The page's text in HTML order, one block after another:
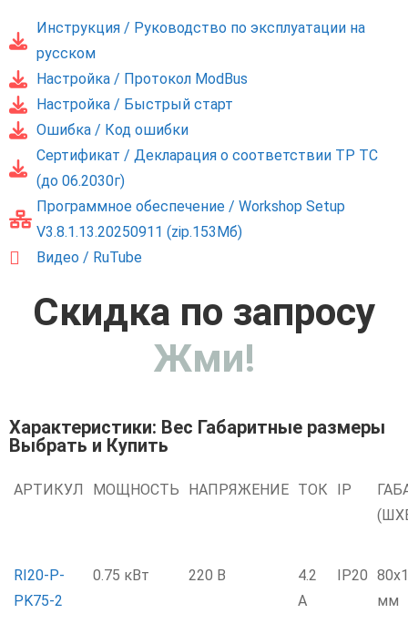
Инструкция / Руководство по эксплуатации на
русском
Настройка / Протокол ModBus
Настройка / Быстрый старт
Ошибка / Код ошибки
Сертификат / Декларация о соответствии ТР ТС
(до 06.2030г)
Программное обеспечение / Workshop Setup
V3.8.1.13.20250911 (zip.153Мб)
Видео / RuTube
Скидка по запросу
Жми!
Характеристики: Вес Габаритные размеры
Выбрать и Купить
АРТИКУЛ МОЩНОСТЬ НАПРЯЖЕНИЕ ТОК IP
RI20-P-
PK75-2
0.75 кВт 220 В
4.2
А
IP20
мм